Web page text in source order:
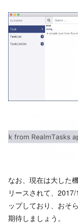
なお、現在は大した
リースされて、
ップしており、おそ
期待しましょう。